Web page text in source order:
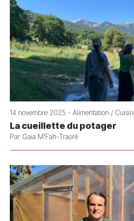
14 novembre 2025 - Alimentation /
La cueillette du potager
Par Gaïa M'Fah-Traoré